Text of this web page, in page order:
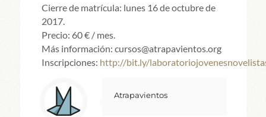
Cierre de matrícula: lunes 16 de octubre de
2017.
Precio: 60 € / mes.
Más información: cursos@atrapavientos.org
Inscripciones: http://bit.ly/
Atrapavientos